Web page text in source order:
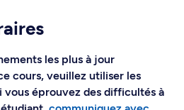
les plus à jour
cours, veuillez utiliser les
vous éprouvez des difficultés à